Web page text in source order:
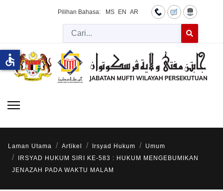
Pilihan Bahasa: MS EN AR
Cari
Laman Utama Artikel Irsyad Hukum
Umum
IRSYAD HUKUM SIRI KE-583 : HUKUM MENGEBUMIKAN
JENAZAH PADA WAKTU MALAM
accessible